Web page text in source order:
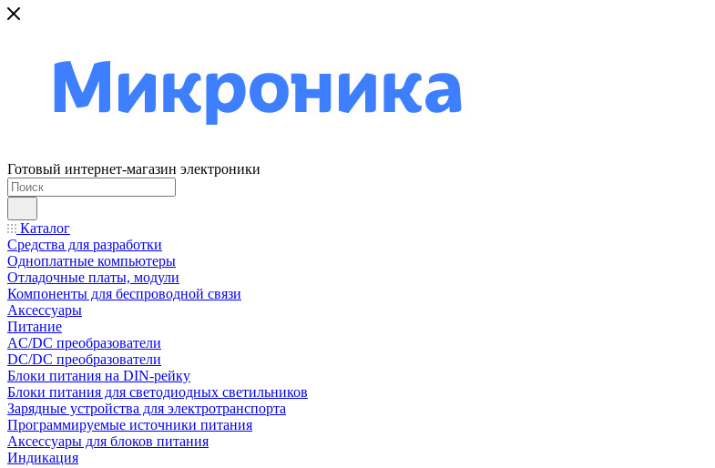
Готовый интернет-магазин электроники
Каталог
Средства для разработки
Одноплатные компьютеры
Отладочные платы, модули
Компоненты для беспроводной связи
Аксессуары
Питание
AC/DC преобразователи
DC/DC преобразователи
Блоки питания на DIN-рейку
Блоки питания для светодиодных светильников
Зарядные устройства для электротранспорта
Программируемые источники питания
Аксессуары для блоков питания
Индикация